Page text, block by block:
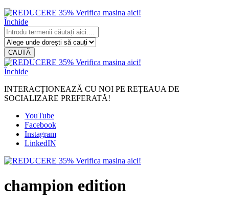
Închide
CAUTĂ
Închide
INTERACȚIONEAZĂ CU NOI PE REȚEAUA DE
SOCIALIZARE PREFERATĂ!
YouTube
Facebook
Instagram
LinkedIN
champion edition